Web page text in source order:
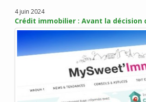
décembre 2017 (1)
novembre 2017 (5)
octobre 2017 (4)
septembre 2017 (6)
juin 2017 (4)
4 juin 2024